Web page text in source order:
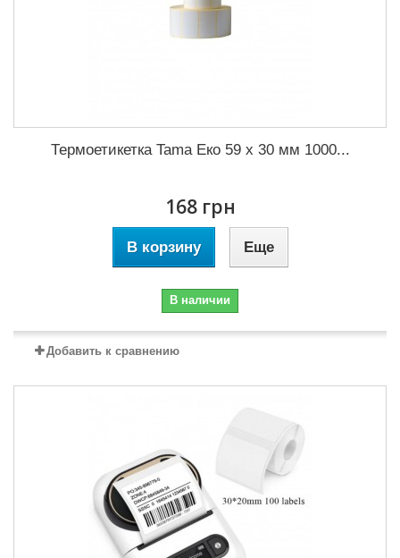
Термоетикетка Tama Еко 59 x 30 мм 1000...
168 грн
В корзину Еще
В наличии
Добавить к сравнению